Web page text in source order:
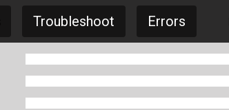
Troubleshoot Errors